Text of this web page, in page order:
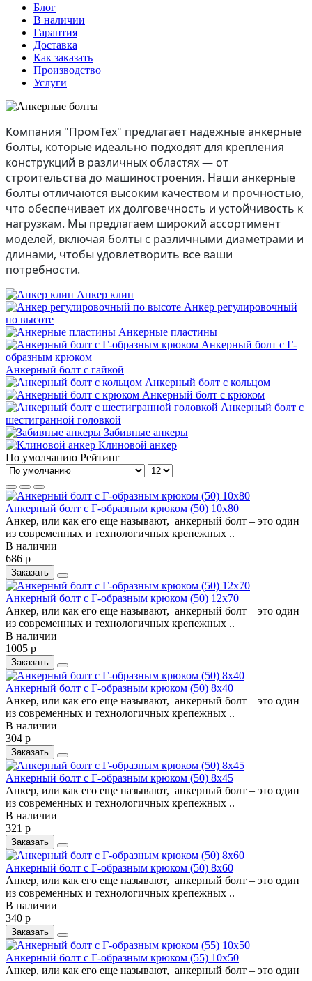
Блог
В наличии
Гарантия
Доставка
Как заказать
Производство
Услуги
Компания "ПромТех" предлагает надежные анкерные
болты, которые идеально подходят для крепления
конструкций в различных областях — от
строительства до машиностроения. Наши анкерные
болты отличаются высоким качеством и прочностью,
что обеспечивает их долговечность и устойчивость к
нагрузкам. Мы предлагаем широкий ассортимент
моделей, включая болты с различными диаметрами и
длинами, чтобы удовлетворить все ваши
потребности.
Анкер клин
Анкер регулировочный
по высоте
Анкерные пластины
Анкерный болт c Г-
образным крюком
Анкерный болт с гайкой
Анкерный болт с кольцом
Анкерный болт с крюком
Анкерный болт с
шестигранной головкой
Забивные анкеры
Клиновой анкер
По умолчанию Рейтинг
Анкерный болт c Г-образным крюком (50) 10х80
Анкер, или как его еще называют, анкерный болт – это один
из современных и технологичных крепежных ..
В наличии
686 р
Заказать
Анкерный болт c Г-образным крюком (50) 12х70
Анкер, или как его еще называют, анкерный болт – это один
из современных и технологичных крепежных ..
В наличии
1005 р
Заказать
Анкерный болт c Г-образным крюком (50) 8х40
Анкер, или как его еще называют, анкерный болт – это один
из современных и технологичных крепежных ..
В наличии
304 р
Заказать
Анкерный болт c Г-образным крюком (50) 8х45
Анкер, или как его еще называют, анкерный болт – это один
из современных и технологичных крепежных ..
В наличии
321 р
Заказать
Анкерный болт c Г-образным крюком (50) 8х60
Анкер, или как его еще называют, анкерный болт – это один
из современных и технологичных крепежных ..
В наличии
340 р
Заказать
Анкерный болт c Г-образным крюком (55) 10х50
Анкер, или как его еще называют, анкерный болт – это один